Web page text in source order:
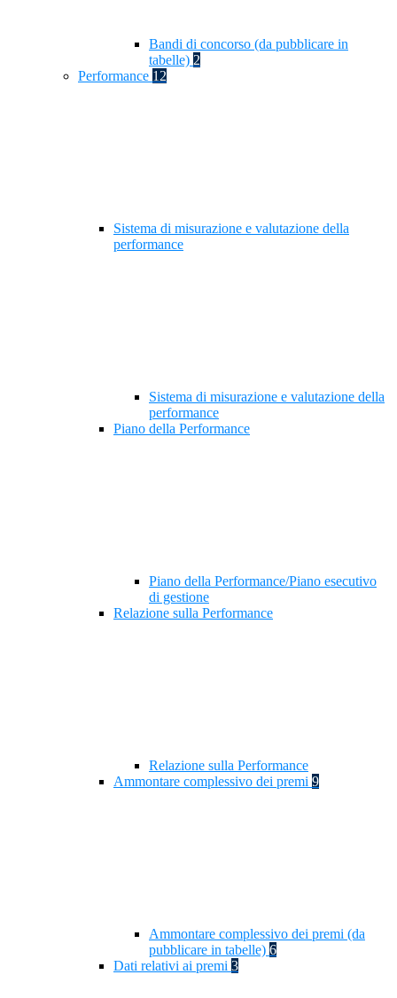
Bandi di concorso (da pubblicare in
tabelle) 2
Performance 12
Sistema di misurazione e valutazione della
performance
Sistema di misurazione e valutazione della
performance
Piano della Performance
Piano della Performance/Piano esecutivo
di gestione
Relazione sulla Performance
Relazione sulla Performance
Ammontare complessivo dei premi 9
Ammontare complessivo dei premi (da
pubblicare in tabelle) 6
Dati relativi ai premi 3